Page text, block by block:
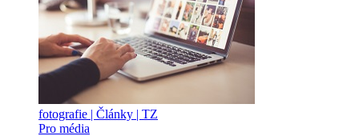
fotografie | Články | TZ
Pro média